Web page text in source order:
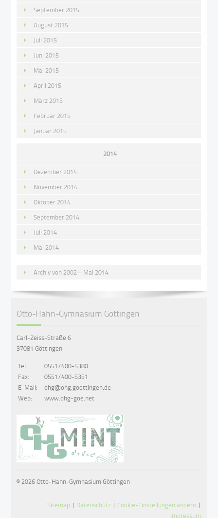
September 2015
August 2015
Juli 2015
Juni 2015
Mai 2015
April 2015
März 2015
Februar 2015
Januar 2015
2014
Dezember 2014
November 2014
Oktober 2014
September 2014
Juli 2014
Mai 2014
Archiv von 2002 – Mai 2014
Otto-Hahn-Gymnasium Göttingen
Carl-Zeiss-Straße 6
37081 Göttingen
Tel.:
0551/400-5380
Fax:
0551/400-5351
E-Mail:
ohg@ohg.goettingen.de
Web:
www.ohg-goe.net
© 2026 Otto-Hahn-Gymnasium Göttingen
Sitemap | Datenschutz |Cookie-Einstellungen ändern |
Impressum